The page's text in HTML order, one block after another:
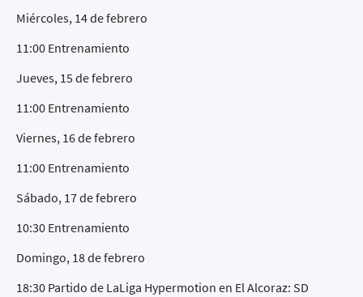
Miércoles, 14 de febrero
11:00 Entrenamiento
Jueves, 15 de febrero
11:00 Entrenamiento
Viernes, 16 de febrero
11:00 Entrenamiento
Sábado, 17 de febrero
10:30 Entrenamiento
Domingo, 18 de febrero
18:30 Partido de LaLiga Hypermotion en El Alcoraz: SD